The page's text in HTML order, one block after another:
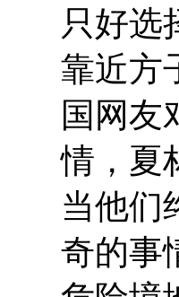
只好
靠近方
国网友
情，夏
当他们
奇的事